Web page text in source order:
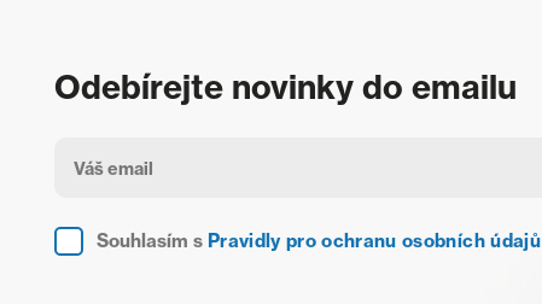
Odebírejte novinky do emailu
Souhlasím s Pravidly pro ochranu osobních údajů